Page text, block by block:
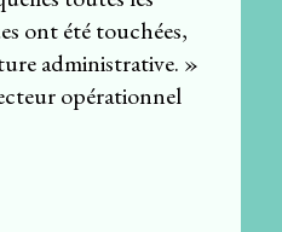
ont été touchées,
administrative. »
opérationnel